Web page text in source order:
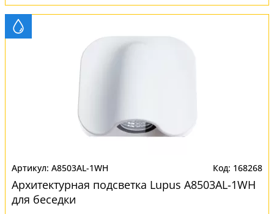
A8503AL-1WH 168268
Архитектурная подсветка Lupus A8503AL-1WH
для беседки